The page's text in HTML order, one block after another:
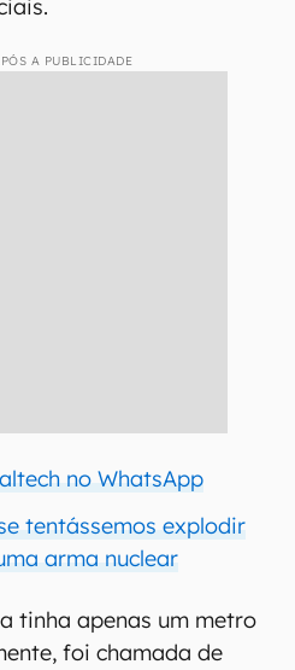
A PUBLICIDADE
no WhatsApp
tentássemos explodir
arma nuclear
tinha apenas um metro
foi chamada de